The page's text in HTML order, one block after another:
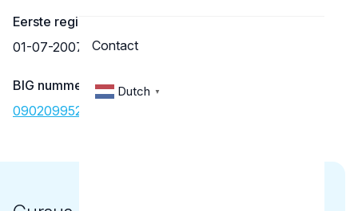
Contact
Dutch ▼
Eerste registratie
01-07-2007
BIG nummer
09020995202